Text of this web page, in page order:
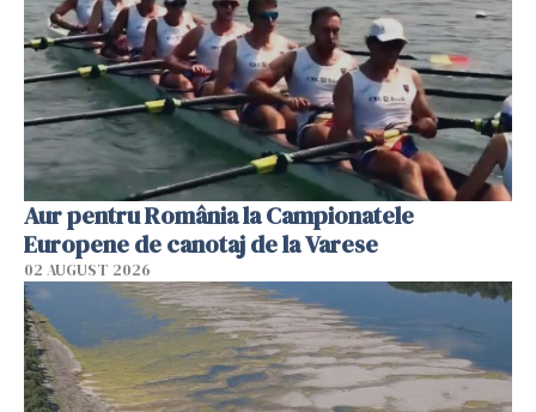
Aur pentru România la Campionatele
Europene de canotaj de la Varese
02 AUGUST 2026